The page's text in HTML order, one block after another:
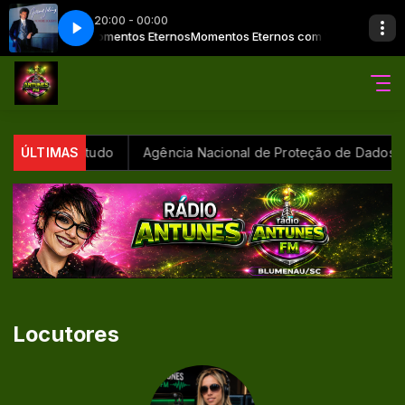
20:00 - 00:00
Andrade Momentos EternosMomentos Eternos com Wilton
Joling - No More BoleroTradução - Gerard Joling - No More Bolero
ÚLTIMAS
aponta estudo Agência Nacional de Proteção de Dados
Locutores